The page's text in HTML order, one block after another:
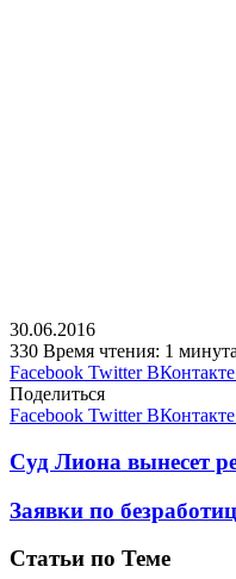
30.06.2016
330 Время чтения: 1 минута
Facebook Twitter ВКонтакте
Поделиться
Facebook Twitter ВКонтакте
Суд Лиона вынесет
Заявки по
Статьи по Теме